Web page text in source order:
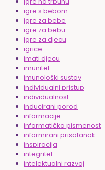
igre s bebom
igre za bebe
igre za bebu
igre za djecu
igrice
imati djecu
imunitet
imunološki sustav
individualni pristup
individualnost
inducirani porod
informacije
informatička pismenost
informirani prisatanak
inspiracija
integritet
intelektualni razvoj